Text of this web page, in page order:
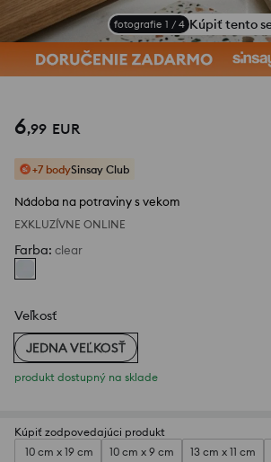
fotografie 1 / 4 Kúpiť tento
6,99 EUR
+7 bodySinsay Club
Nádoba na potraviny s vekom
EXKLUZÍVNE ONLINE
Farba: clear
Veľkosť
JEDNA VEĽKOSŤ
produkt dostupný na sklade
Kúpiť zodpovedajúci produkt
10 cm x 19 cm
10 cm x 9 cm 13 cm x 11 cm